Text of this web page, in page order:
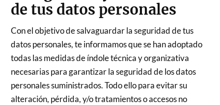
de tus datos personales
Con el objetivo de salvaguardar la seguridad de tus
datos personales, te informamos que se han adoptado
todas las medidas de índole técnica y organizativa
necesarias para garantizar la seguridad de los datos
personales suministrados. Todo ello para evitar su
alteración, pérdida, y/o tratamientos o accesos no